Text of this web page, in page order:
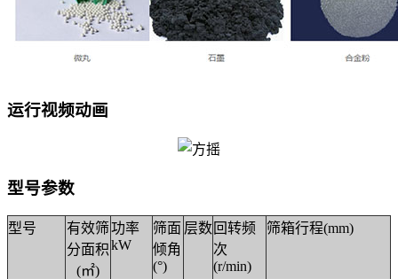
运行视频动画
型号参数
型号
有效筛
分面积
(㎡)
功率
kW
筛面
倾角
(°)
层数 回转频
次
(r/min)
筛箱行程(mm)